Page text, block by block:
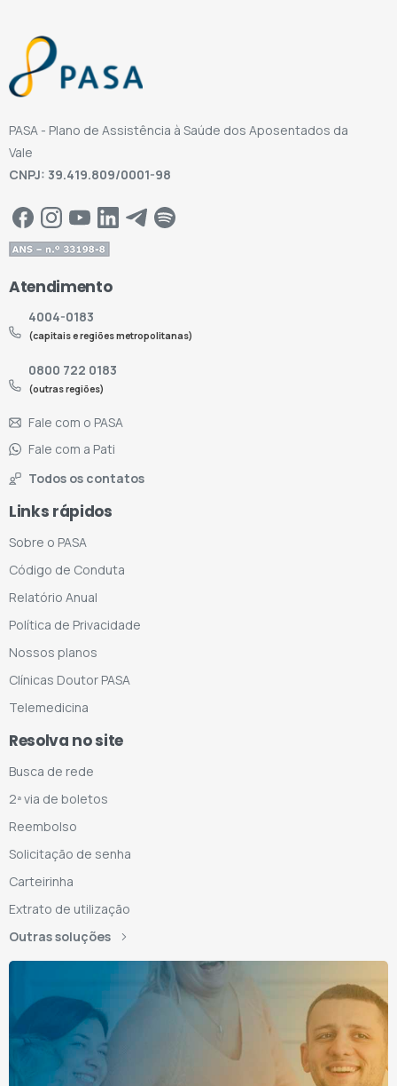
PASA - Plano de Assistência à Saúde dos Aposentados da
Vale
CNPJ: 39.419.809/0001-98
Atendimento
4004-0183
(capitais e regiões metropolitanas)
0800 722 0183
(outras regiões)
Fale com o PASA
Fale com a Pati
Todos os contatos
Links rápidos
Sobre o PASA
Código de Conduta
Relatório Anual
Política de Privacidade
Nossos planos
Clínicas Doutor PASA
Telemedicina
Resolva no site
Busca de rede
2ª via de boletos
Reembolso
Solicitação de senha
Carteirinha
Extrato de utilização
Outras soluções